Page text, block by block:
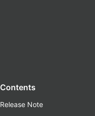
Contents
Release Note